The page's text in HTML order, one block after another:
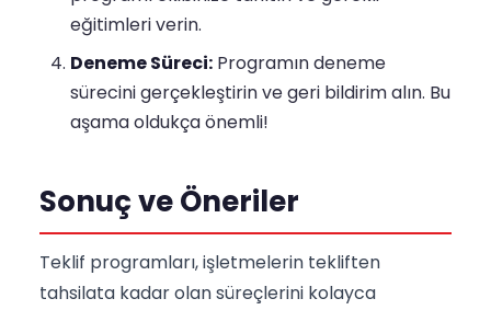
eğitimleri verin.
Deneme Süreci: Programın deneme
sürecini gerçekleştirin ve geri bildirim alın. Bu
aşama oldukça önemli!
Sonuç ve Öneriler
Teklif programları, işletmelerin tekliften
tahsilata kadar olan süreçlerini kolayca